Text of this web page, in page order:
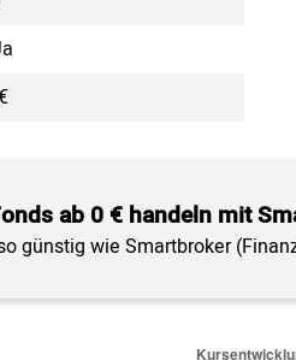
ab 0 € handeln mit
günstig wie Smartbroker